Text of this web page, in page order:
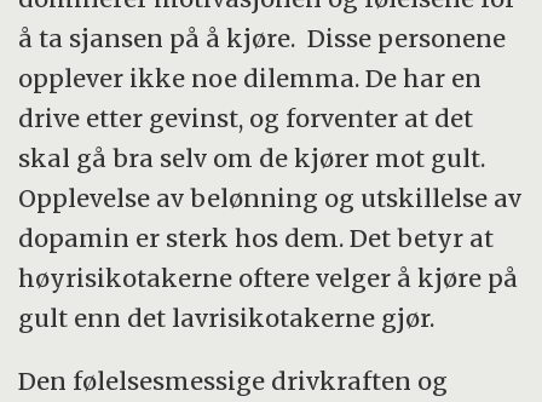
å ta sjansen på å kjøre. Disse personene
opplever ikke noe dilemma. De har en
drive etter gevinst, og forventer at det
skal gå bra selv om de kjører mot gult.
Opplevelse av belønning og utskillelse av
dopamin er sterk hos dem. Det betyr at
høyrisikotakerne oftere velger å kjøre på
gult enn det lavrisikotakerne gjør.
Den følelsesmessige drivkraften og